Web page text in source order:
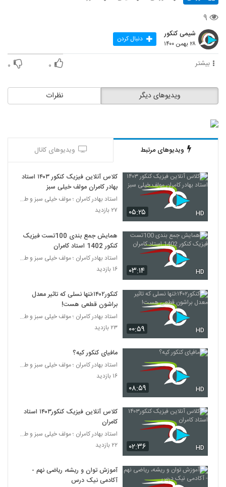
۹
شیمی کنکور
۲۸ بهمن ۱۴۰۰ دنبال کردن
بیشتر ۰ ۰
نظرات ویدیوهای دیگر
ویدیوهای مرتبط ویدیوهای کانال
۰۵:۲۵ HD
کلاس آنلاین فیزیک کنکور ۱۴۰۳ استاد
بهادر کامران مولف خیلی سبز
استاد بهادر کامران ؛ مولف خیلی سبز و طراح قلم چی
۲۷ بازدید
۰۳:۱۴ HD
همایش جمع بندی 100تست فیزیک
کنکور 1402 استاد کامران
استاد بهادر کامران ؛ مولف خیلی سبز و طراح قلم چی
۱۶ بازدید
۰۰:۵۹ HD
کنکور۱۴۰۲؛تنها نسلی که تاثیر معدل
براشون قطعی هست!
استاد بهادر کامران ؛ مولف خیلی سبز و طراح قلم چی
۲۳ بازدید
۰۸:۵۹ HD
مافیای کنکور کیه؟
استاد بهادر کامران ؛ مولف خیلی سبز و طراح قلم چی
۱۶ بازدید
۰۲:۳۶ HD
کلاس آنلاین فیزیک کنکور۱۴۰۳ استاد
کامران
استاد بهادر کامران ؛ مولف خیلی سبز و طراح قلم چی
۲۲ بازدید
آموزش توان و ریشه، ریاضی نهم -
آکادمی نیک درس